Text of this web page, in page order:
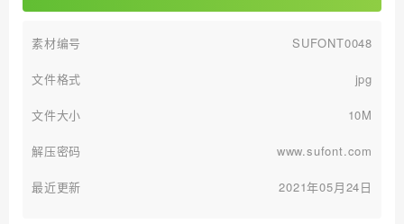
素材编号 SUFONT0048
文件格式 jpg
文件大小 10M
解压密码 www.sufont.com
最近更新 2021年05月24日